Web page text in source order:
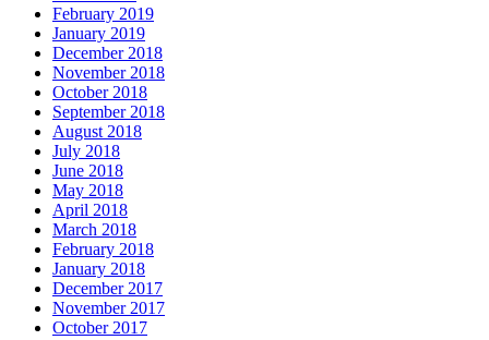
February 2019
January 2019
December 2018
November 2018
October 2018
September 2018
August 2018
July 2018
June 2018
May 2018
April 2018
March 2018
February 2018
January 2018
December 2017
November 2017
October 2017